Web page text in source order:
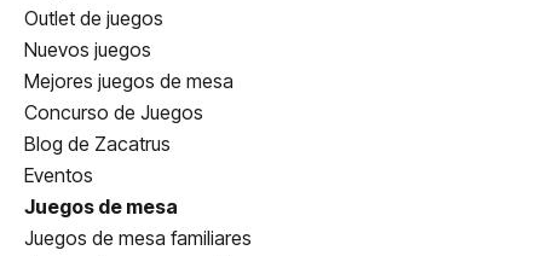
Outlet de juegos
Nuevos juegos
Mejores juegos de mesa
Concurso de Juegos
Blog de Zacatrus
Eventos
Juegos de mesa
Juegos de mesa familiares